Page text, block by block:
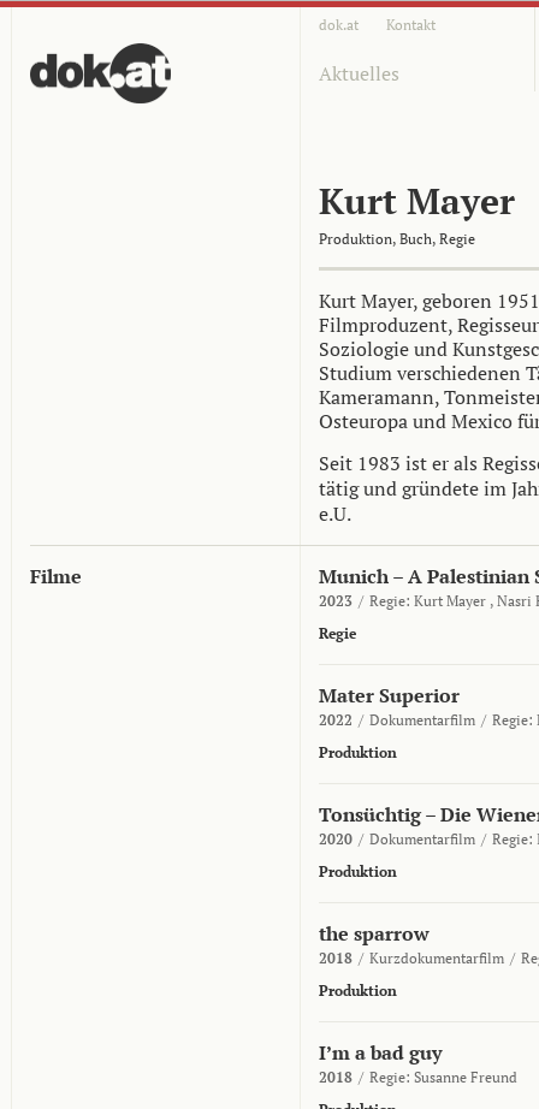
dok.at Kontakt
Aktuelles
Kurt Mayer
Produktion, Buch, Regie
Kurt Mayer, geboren
Filmproduzent,
Soziologie und
Studium verschiedenen
Kameramann,
Osteuropa und Mexico
Seit 1983 ist er als
tätig und gründete im
e.U.
Filme Munich – A Palestinian
2023 / Regie: Kurt Mayer , Nasri
Regie
Mater Superior
2022 / Dokumentarfilm / Regie:
Produktion
Tonsüchtig – Die
2020 / Dokumentarfilm / Regie:
Produktion
the sparrow
2018 / Kurzdokumentarfilm /
Produktion
I’m a bad guy
2018 / Regie: Susanne Freund